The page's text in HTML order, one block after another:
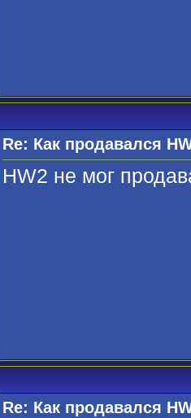
Re: Как продавался
HW2 не мог
Re: Как продавался